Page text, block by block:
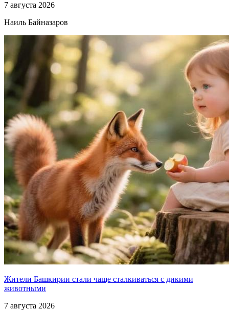
7 августа 2026
Наиль Байназаров
Жители Башкирии стали чаще сталкиваться с дикими
животными
7 августа 2026